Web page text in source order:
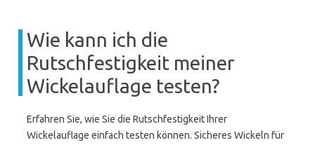
Wie kann ich die
Rutschfestigkeit meiner
Wickelauflage testen?
Erfahren Sie, wie Sie die Rutschfestigkeit Ihrer
Wickelauflage einfach testen können. Sicheres Wickeln für